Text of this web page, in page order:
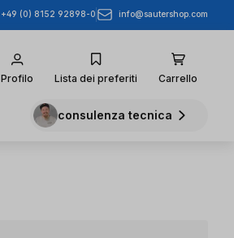
+49 (0) 8152 92898-0 info@sautershop.com
Profilo Lista dei preferiti Carrello
consulenza tecnica